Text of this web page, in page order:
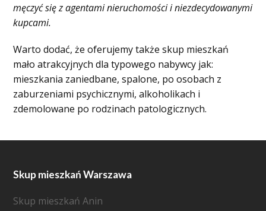
męczyć się z agentami nieruchomości i niezdecydowanymi
kupcami.
Warto dodać, że oferujemy także skup mieszkań
mało atrakcyjnych dla typowego nabywcy jak:
mieszkania zaniedbane, spalone, po osobach z
zaburzeniami psychicznymi, alkoholikach i
zdemolowane po rodzinach patologicznych.
Skup mieszkań Warszawa
Skup mieszkań Anin